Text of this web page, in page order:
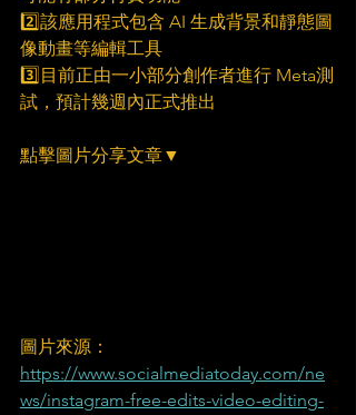
2️⃣該應用程式包含 AI 生成背景和靜態圖
像動畫等編輯工具
3️⃣目前正由一小部分創作者進行 Meta測
試，預計幾週內正式推出
點擊圖片分享文章▼
圖片來源：
https://www.socialmediatoday.com/ne
ws/instagram-free-edits-video-editing-